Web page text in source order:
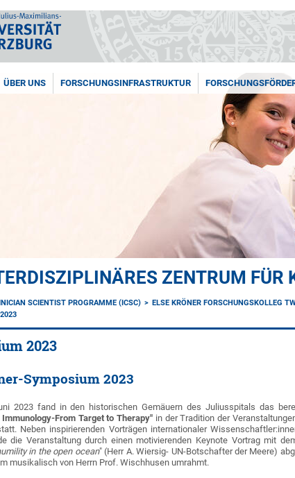
ÜBER UNS FORSCHUNGSINFRASTRUKTUR
ZENTRUM FÜR
SCIENTIST PROGRAMME (ICSC) ELSE KRÖNER FORSCHUNGSKOLLEG
2023
Symposium 2023
2023 fand in den historischen Gemäuern des Juliusspitals das
From Target to Therapy" in der Tradition der
Neben inspirierenden Vorträgen internationaler
die Veranstaltung durch einen motivierenden Keynote Vortrag mit
in the open ocean" (Herr A. Wiersig- UN-Botschafter der Meere)
musikalisch von Herrn Prof. Wischhusen umrahmt.